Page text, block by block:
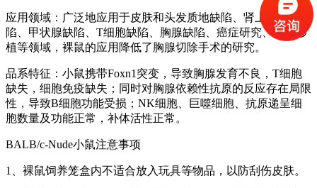
应用领域：广泛地应用于皮肤和头发质地缺陷、肾上腺皮质缺
陷、甲状腺缺陷、T细胞缺陷、胸腺缺陷、癌症研究、异种移
植等领域，裸鼠的应用降低了胸腺切除手术的研究。
品系特征：小鼠携带Foxn1突变，导致胸腺发育不良，T细胞
缺失，细胞免疫缺失；同时对胸腺依赖性抗原的反应存在局限
性，导致B细胞功能受损；NK细胞、巨噬细胞、抗原递呈细
胞数量及功能正常，补体活性正常。
BALB/c-Nude小鼠注意事项
1、裸鼠饲养笼盒内不适合放入玩具等物品，以防刮伤皮肤。